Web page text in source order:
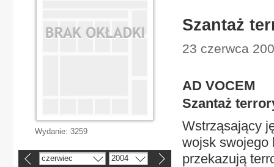
Szantaż
23 czerwca
AD VOCEM
Szantaż
Wstrząsający
wojsk swojego
przekazują
Wydanie: 3259
czerwiec 2004